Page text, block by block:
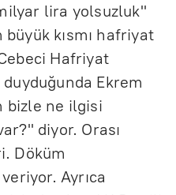
lira yolsuzluk"
kısmı hafriyat
Hafriyat
Ekrem
bizle ne ilgisi
diyor. Orası
Döküm
Ayrıca